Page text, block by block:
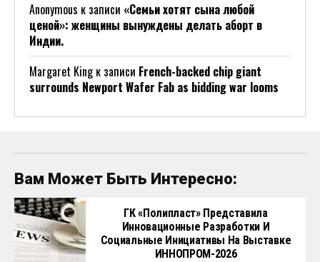
Anonymous к записи «Семьи хотят сына любой
ценой»: женщины вынуждены делать аборт в
Индии.
Margaret Kingк записи French-backed chip giant
surrounds Newport Wafer Fab as bidding war looms
Вам Может Быть Интересно:
ГК «Полипласт» Представила
Инновационные Разработки И
Социальные Инициативы На Выставке
ИННОПРОМ-2026